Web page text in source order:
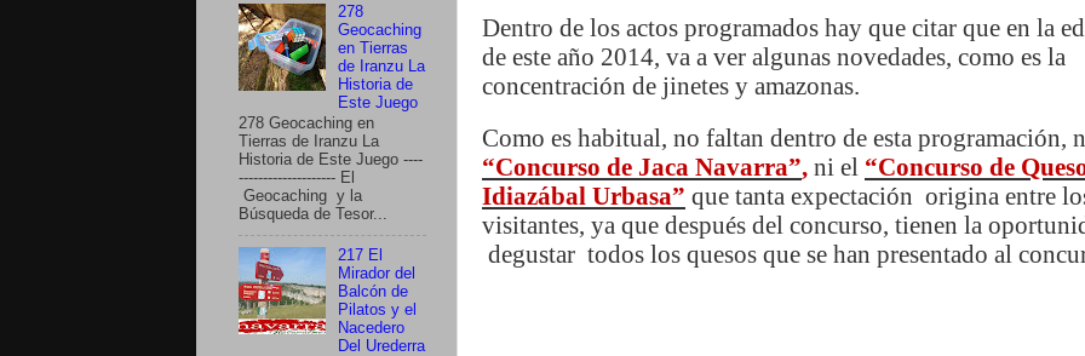
Dentro de los actos programados hay que citar que en la
de este año 2014, va a ver algunas novedades, como es la
concentración de jinetes y amazonas.
Como es habitual, no faltan dentro de esta programación,
“Concurso de Jaca Navarra”, ni el “Concurso de
Idiazábal Urbasa” que tanta expectación origina entre
visitantes, ya que después del concurso, tienen la
degustar todos los quesos que se han presentado al
278
Geocaching
en Tierras
de Iranzu La
Historia de
Este Juego
278 Geocaching en
Tierras de Iranzu La
Historia de Este Juego ----
-------------------- El
Geocaching y la
Búsqueda de Tesor...
217 El
Mirador del
Balcón de
Pilatos y el
Nacedero
Del Urederra